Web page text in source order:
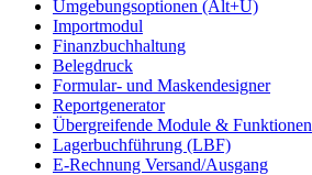
Umgebungsoptionen (Alt+U)
Importmodul
Finanzbuchhaltung
Belegdruck
Formular- und Maskendesigner
Reportgenerator
Übergreifende Module & Funktionen
Lagerbuchführung (LBF)
E-Rechnung Versand/Ausgang